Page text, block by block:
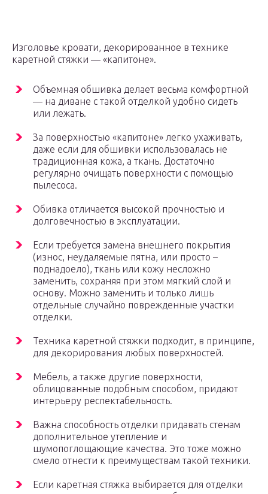
Изголовье кровати, декорированное в технике
каретной стяжки — «капитоне».
Объемная обшивка делает весьма комфортной
— на диване с такой отделкой удобно сидеть
или лежать.
За поверхностью «капитоне» легко ухаживать,
даже если для обшивки использовалась не
традиционная кожа, а ткань. Достаточно
регулярно очищать поверхности с помощью
пылесоса.
Обивка отличается высокой прочностью и
долговечностью в эксплуатации.
Если требуется замена внешнего покрытия
(износ, неудаляемые пятна, или просто –
поднадоело), ткань или кожу несложно
заменить, сохраняя при этом мягкий слой и
основу. Можно заменить и только лишь
отдельные случайно поврежденные участки
отделки.
Техника каретной стяжки подходит, в принципе,
для декорирования любых поверхностей.
Мебель, а также другие поверхности,
облицованные подобным способом, придают
интерьеру респектабельность.
Важна способность отделки придавать стенам
дополнительное утепление и
шумопоглощающие качества. Это тоже можно
смело отнести к преимуществам такой техники.
Если каретная стяжка выбирается для отделки